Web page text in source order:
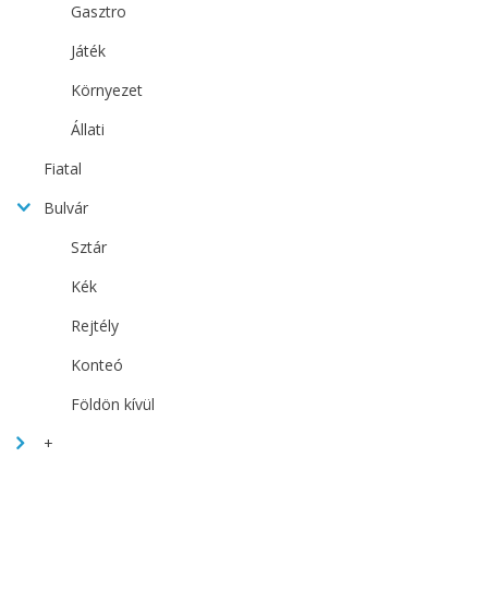
Gasztro
Játék
Környezet
Állati
Fiatal
Bulvár
Sztár
Kék
Rejtély
Konteó
Földön kívül
+